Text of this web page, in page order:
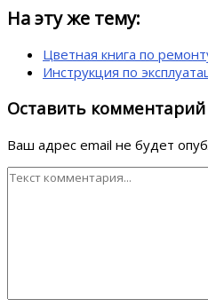
На эту же тему:
Цветная книга по
Инструкция по
Оставить комментарий
Ваш адрес email не будет